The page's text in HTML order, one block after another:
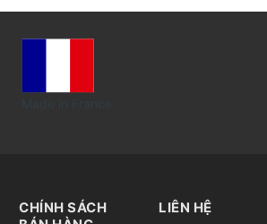
CHÍNH SÁCH
LIÊN HỆ